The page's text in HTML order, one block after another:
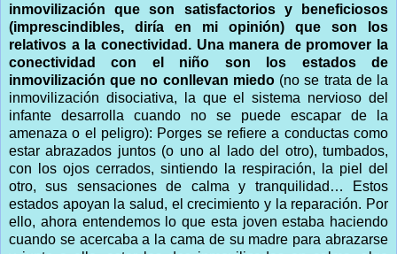
inmovilización que son satisfactorios y beneficiosos
(imprescindibles, diría en mi opinión) que son los
relativos a la conectividad. Una manera de promover la
conectividad con el niño son los estados de
inmovilización que no conllevan miedo(no se trata de la
inmovilización disociativa, la que el sistema nervioso del
infante desarrolla cuando no se puede escapar de la
amenaza o el peligro): Porges se refiere a conductas como
estar abrazados juntos (o uno al lado del otro), tumbados,
con los ojos cerrados, sintiendo la respiración, la piel del
otro, sus sensaciones de calma y tranquilidad… Estos
estados apoyan la salud, el crecimiento y la reparación. Por
ello, ahora entendemos lo que esta joven estaba haciendo
cuando se acercaba a la cama de su madre para abrazarse